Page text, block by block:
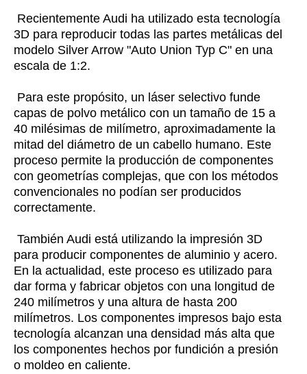
Recientemente Audi ha utilizado esta tecnología
3D para reproducir todas las partes metálicas del
modelo Silver Arrow "Auto Union Typ C" en una
escala de 1:2.
Para este propósito, un láser selectivo funde
capas de polvo metálico con un tamaño de 15 a
40 milésimas de milímetro, aproximadamente la
mitad del diámetro de un cabello humano. Este
proceso permite la producción de componentes
con geometrías complejas, que con los métodos
convencionales no podían ser producidos
correctamente.
También Audi está utilizando la impresión 3D
para producir componentes de aluminio y acero.
En la actualidad, este proceso es utilizado para
dar forma y fabricar objetos con una longitud de
240 milímetros y una altura de hasta 200
milímetros. Los componentes impresos bajo esta
tecnología alcanzan una densidad más alta que
los componentes hechos por fundición a presión
o moldeo en caliente.